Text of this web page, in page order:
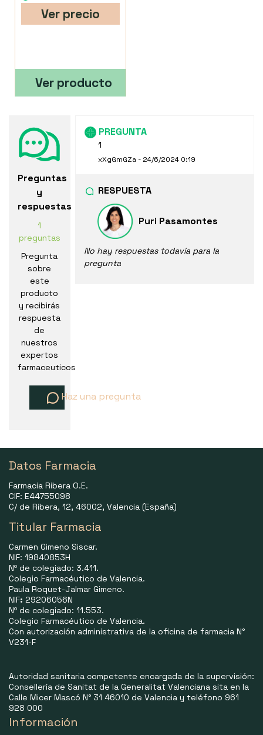
Ver precio
Ver producto
Preguntas
y
respuestas
1
preguntas
Pregunta
sobre
este
producto
y recibirás
respuesta
de
nuestros
expertos
farmaceuticos
Haz una pregunta
PREGUNTA
1
xXgGmGZa - 24/6/2024 0:19
RESPUESTA
Puri Pasamontes
No hay respuestas todavía para la
pregunta
Datos Farmacia
Farmacia Ribera O.E.
CIF: E44755098
C/ de Ribera, 12, 46002, Valencia (España)
Titular Farmacia
Carmen Gimeno Siscar.
NIF: 19840853H
Nº de colegiado: 3.411.
Colegio Farmacéutico de Valencia.
Paula Roquet-Jalmar Gimeno.
NIF: 29206056N
Nº de colegiado: 11.553.
Colegio Farmacéutico de Valencia.
Con autorización administrativa de la oficina de farmacia N°
V231-F
Autoridad sanitaria competente encargada de la supervisión:
Consellería de Sanitat de la Generalitat Valenciana sita en la
Calle Micer Mascó N° 31 46010 de Valencia y teléfono 961
928 000
Información